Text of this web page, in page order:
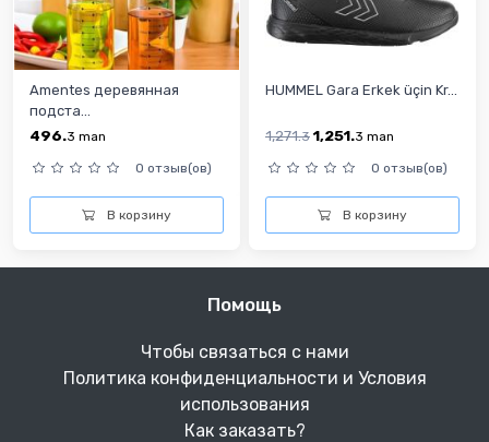
Amentes деревянная
подста...
496.3 man
0 отзыв(ов)
В корзину
HUMMEL Gara Erkek üçin Kr...
1,271.3 1,251.3 man
0 отзыв(ов)
В корзину
Помощь
Чтобы связаться с нами
Политика конфиденциальности и Условия
использования
Как заказать?